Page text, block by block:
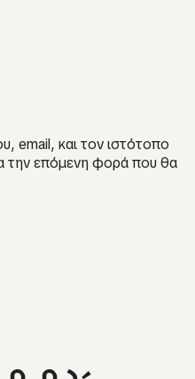
email, και τον ιστότοπο
την επόμενη φορά που θα